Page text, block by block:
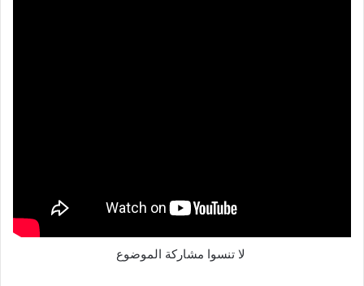
لا تنسوا مشاركة الموضوع